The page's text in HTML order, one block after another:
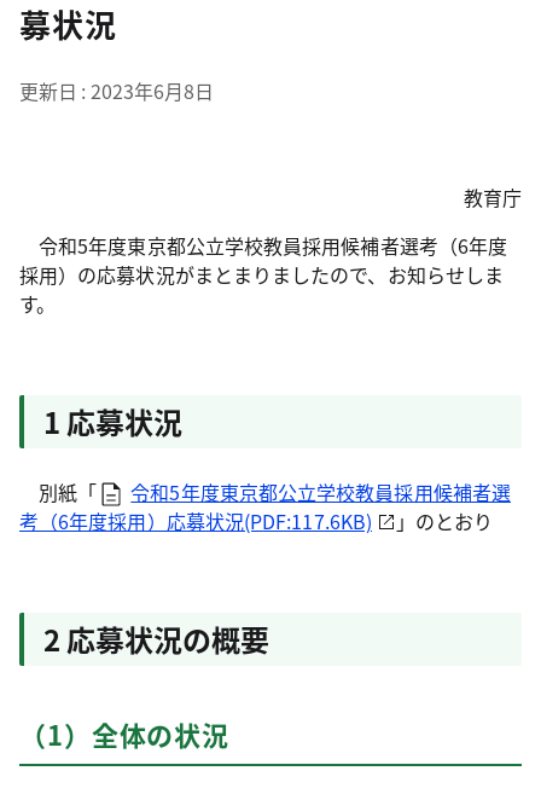
募状況
更新日 2023年6月8日
教育庁
令和5年度東京都公立学校教員採用候補者選考（6年度
採用）の応募状況がまとまりましたので、お知らせしま
す。
1 応募状況
別紙「
令和5年度東京都公立学校教員採用候補者選
考（6年度採用）応募状況(PDF:117.6KB)
」のとおり
2 応募状況の概要
（1）全体の状況